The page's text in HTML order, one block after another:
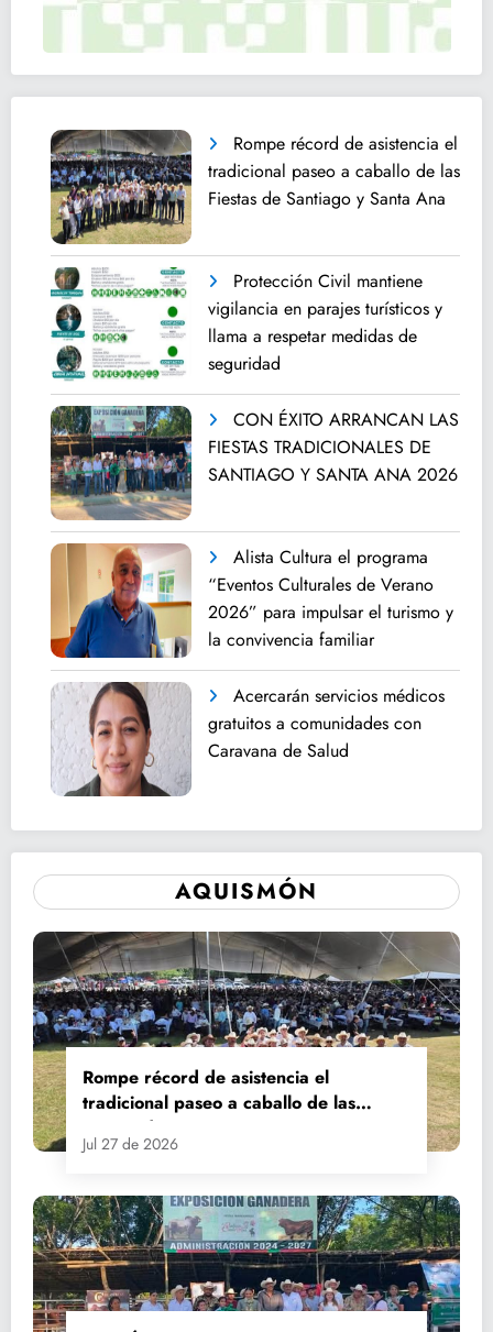
Rompe récord de asistencia el
tradicional paseo a caballo de las
Fiestas de Santiago y Santa Ana
Protección Civil mantiene
vigilancia en parajes turísticos y
llama a respetar medidas de
seguridad
CON ÉXITO ARRANCAN LAS
FIESTAS TRADICIONALES DE
SANTIAGO Y SANTA ANA 2026
Alista Cultura el programa
“Eventos Culturales de Verano
2026” para impulsar el turismo y
la convivencia familiar
Acercarán servicios médicos
gratuitos a comunidades con
Caravana de Salud
AQUISMÓN
Rompe récord de asistencia el
tradicional paseo a caballo de las
Fiestas de Santiago y Santa Ana
Jul 27 de 2026